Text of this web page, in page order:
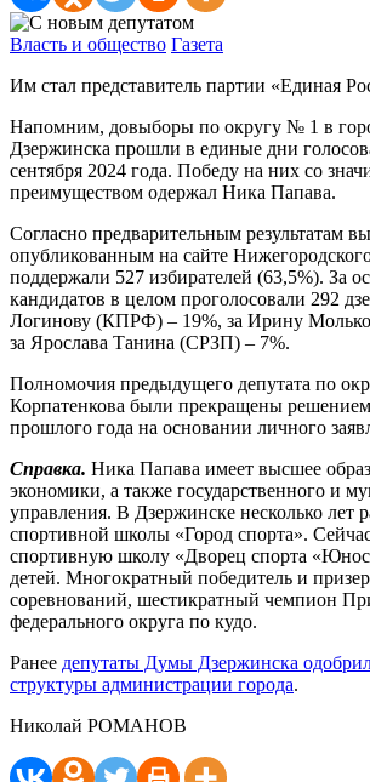
Власть и общество Газета
Им стал представитель партии «Единая
Напомним, довыборы по округу № 1 в
Дзержинска прошли в единые дни
сентября 2024 года. Победу на них со
преимуществом одержал Ника Папава.
Согласно предварительным результатам
опубликованным на сайте
поддержали 527 избирателей (63,5%). За
кандидатов в целом проголосовали 292
Логинову (КПРФ) – 19%, за Ирину
за Ярослава Танина (СРЗП) – 7%.
Полномочия предыдущего депутата по
Корпатенкова были прекращены
прошлого года на основании личного
Справка. Ника Папава имеет высшее
экономики, а также государственного и
управления. В Дзержинске несколько лет
спортивной школы «Город спорта». Сейчас
спортивную школу «Дворец спорта
детей. Многократный победитель и
соревнований, шестикратный чемпион
федерального округа по кудо.
Ранее депутаты Думы Дзержинска
структуры администрации города.
Николай РОМАНОВ